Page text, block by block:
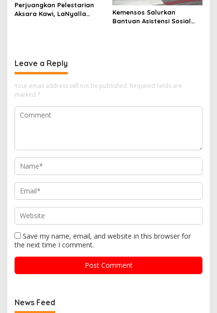
Perjuangkan Pelestarian
Aksara Kawi, LaNyalla
Kemensos Salurkan
Bantuan Asistensi Sosial
Leave a Reply
Your email address will not be published. Required fields are
marked *
Save my name, email, and website in this browser for
the next time I comment.
News Feed